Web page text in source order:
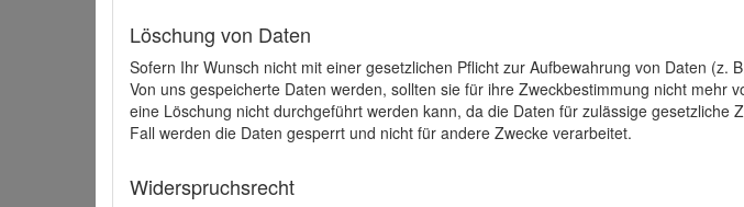
Löschung von Daten
Sofern Ihr Wunsch nicht mit einer gesetzlichen Pflicht zur Aufbewahrung von Daten
Von uns gespeicherte Daten werden, sollten sie für ihre Zweckbestimmung nicht
eine Löschung nicht durchgeführt werden kann, da die Daten für zulässige
Fall werden die Daten gesperrt und nicht für andere Zwecke verarbeitet.
Widerspruchsrecht